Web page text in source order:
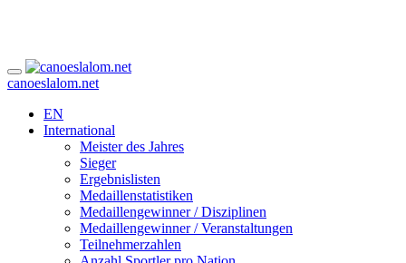
canoeslalom.net
EN
International
Meister des Jahres
Sieger
Ergebnislisten
Medaillenstatistiken
Medaillengewinner / Disziplinen
Medaillengewinner / Veranstaltungen
Teilnehmerzahlen